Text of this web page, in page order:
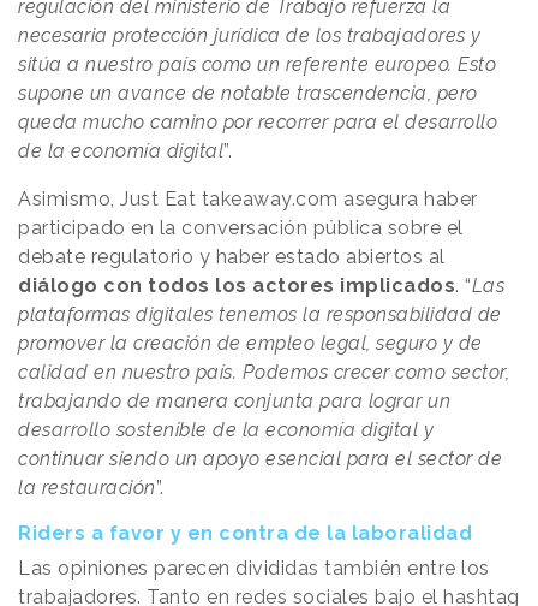
regulación del ministerio de Trabajo refuerza la
necesaria protección jurídica de los trabajadores y
sitúa a nuestro país como un referente europeo. Esto
supone un avance de notable trascendencia, pero
queda mucho camino por recorrer para el desarrollo
de la economía digital”.
Asimismo, Just Eat takeaway.com asegura haber
participado en la conversación pública sobre el
debate regulatorio y haber estado abiertos al
diálogo con todos los actores implicados. “Las
plataformas digitales tenemos la responsabilidad de
promover la creación de empleo legal, seguro y de
calidad en nuestro país. Podemos crecer como sector,
trabajando de manera conjunta para lograr un
desarrollo sostenible de la economía digital y
continuar siendo un apoyo esencial para el sector de
la restauración”.
Riders a favor y en contra de la laboralidad
Las opiniones parecen divididas también entre los
trabajadores. Tanto en redes sociales bajo el hashtag